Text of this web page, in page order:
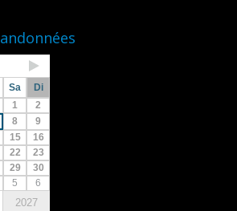
Sa
Di
1
2
8
9
15
16
22
23
29
30
5 6
2027